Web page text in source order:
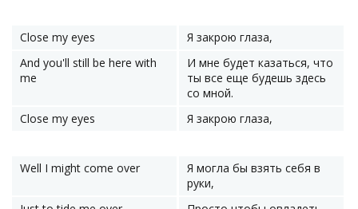
Close my eyes
Я закрою глаза,
And you'll still be here with
me
И мне будет казаться, что
ты все еще будешь здесь
со мной.
Close my eyes
Я закрою глаза,
Well I might come over
Я могла бы взять себя в
руки,